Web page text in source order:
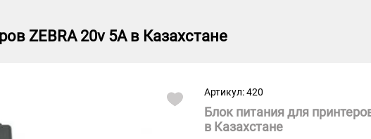
ZEBRA 20v 5A в Казахстане
Артикул: 420
Блок питания для
в Казахстане